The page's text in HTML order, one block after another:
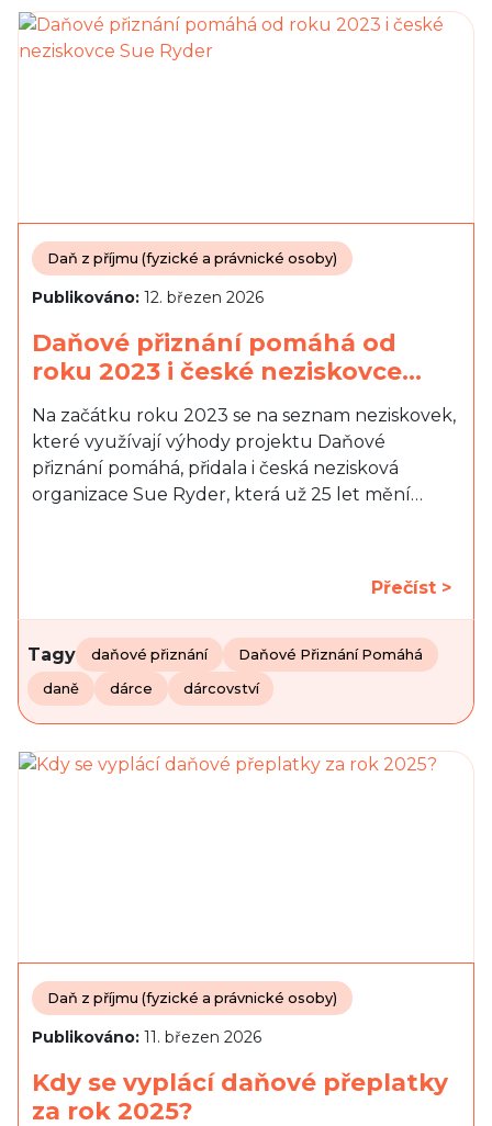
Daň z příjmu (fyzické a právnické osoby)
Publikováno: 12. březen 2026
Daňové přiznání pomáhá od
roku 2023 i české neziskovce…
Na začátku roku 2023 se na seznam neziskovek,
které využívají výhody projektu Daňové
přiznání pomáhá, přidala i česká nezisková
organizace Sue Ryder, která už 25 let mění…
Přečíst >
Tagy daňové přiznání Daňové Přiznání Pomáhá
daně dárce dárcovství
Daň z příjmu (fyzické a právnické osoby)
Publikováno: 11. březen 2026
Kdy se vyplácí daňové přeplatky
za rok 2025?